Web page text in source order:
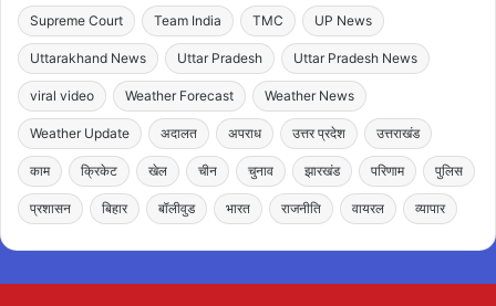
Supreme Court Team India TMC UP News
Uttarakhand News Uttar Pradesh Uttar Pradesh News
viral video Weather Forecast Weather News
Weather Update अदालत अपराध उत्तर प्रदेश उत्तराखंड
काम क्रिकेट खेल चीन चुनाव झारखंड परिणाम पुलिस
प्रशासन बिहार बॉलीवुड भारत राजनीति वायरल व्यापार